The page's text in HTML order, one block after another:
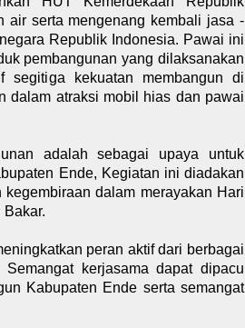
air serta mengenang kembali jasa -
Republik Indonesia. Pawai ini
pembangunan yang dilaksanakan
kekuatan membangun di
dalam atraksi mobil hias dan pawai
adalah sebagai upaya untuk
Ende, Kegiatan ini diadakan
dalam merayakan Hari
Bakar.
peran aktif dari berbagai
kerjasama dapat dipacu
Kabupaten Ende serta semangat